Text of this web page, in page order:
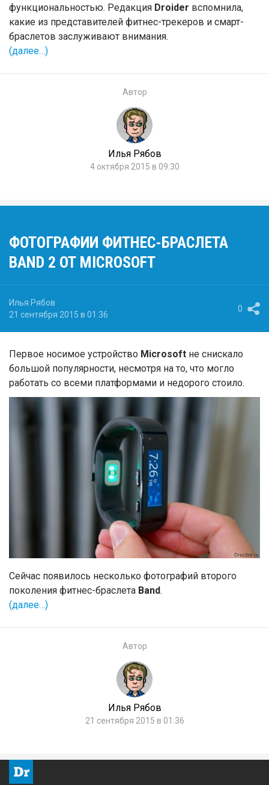
функциональностью. Редакция Droider вспомнила,
какие из представителей фитнес-трекеров и смарт-
браслетов заслуживают внимания.
(далее…)
Автор
Илья Рябов
4 октября 2015 в 09:30
ФОТОГРАФИИ ФИТНЕС-БРАСЛЕТА
BAND 2 ОТ MICROSOFT
Илья Рябов
21 сентября 2015 в 01:36
0
Первое носимое устройство Microsoft не снискало
большой популярности, несмотря на то, что могло
работать со всеми платформами и недорого стоило.
Сейчас появилось несколько фотографий второго
поколения фитнес-браслета Band.
(далее…)
Автор
Илья Рябов
21 сентября 2015 в 01:36